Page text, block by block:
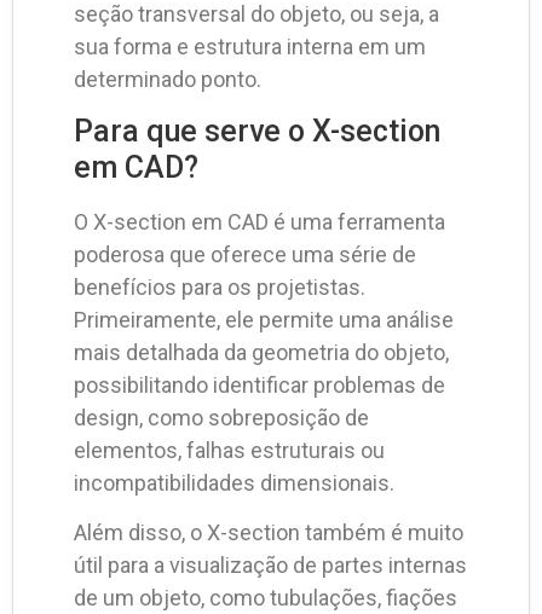
seção transversal do objeto, ou seja, a
sua forma e estrutura interna em um
determinado ponto.
Para que serve o X-section
em CAD?
O X-section em CAD é uma ferramenta
poderosa que oferece uma série de
benefícios para os projetistas.
Primeiramente, ele permite uma análise
mais detalhada da geometria do objeto,
possibilitando identificar problemas de
design, como sobreposição de
elementos, falhas estruturais ou
incompatibilidades dimensionais.
Além disso, o X-section também é muito
útil para a visualização de partes internas
de um objeto, como tubulações, fiações